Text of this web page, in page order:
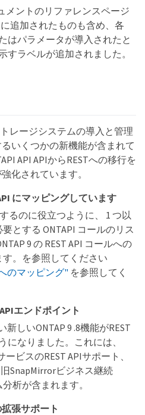
メントのリファレンスページ
に追加されたものも含め、各
はパラメータが導入されたと
すラベルが追加されました。
トレージシステムの導入と管理
いくつかの新機能が含まれて
API APIからRESTへの移行を
化されています。
にマッピングしています
るのに役立つように、 1 つ以
とする ONTAPI コールのリス
9 の REST API コールへの
。を参照してください
のマッピング" を参照してく
エンドポイント
しいONTAP 9 .8機能がREST
になりました。これには、
ビスのREST APIサポート、
SnapMirrorビジネス継続
析が含まれます。
張サポート